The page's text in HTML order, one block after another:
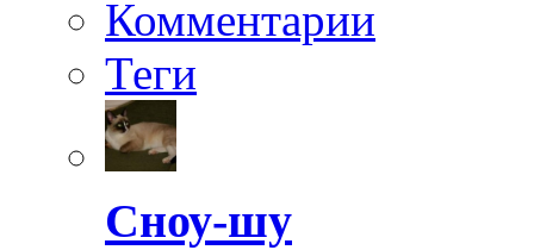
Комментарии
Теги
Сноу-шу